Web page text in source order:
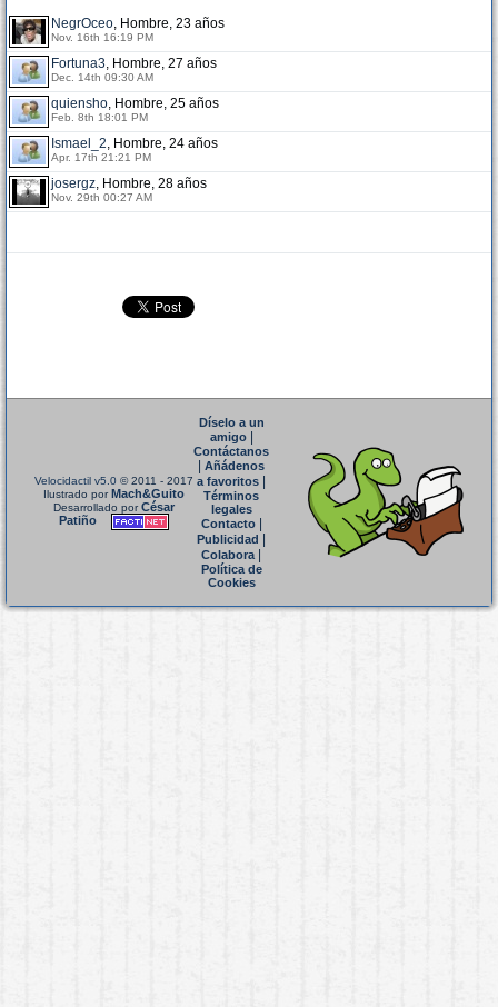
NegrOceo, Hombre, 23 años
Nov. 16th 16:19 PM
Fortuna3, Hombre, 27 años
Dec. 14th 09:30 AM
quiensho, Hombre, 25 años
Feb. 8th 18:01 PM
Ismael_2, Hombre, 24 años
Apr. 17th 21:21 PM
josergz, Hombre, 28 años
Nov. 29th 00:27 AM
Velocidactil v5.0 © 2011 - 2017
Ilustrado porMach&Guito
Desarrollado porCésar
Patiño
Díselo a un
amigo|
Contáctanos
Añádenos
a favoritos
Términos
legales
Contacto|
Publicidad
Colabora|
Política de
Cookies